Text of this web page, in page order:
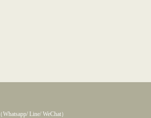
（Whatsapp/ Line/ WeChat）